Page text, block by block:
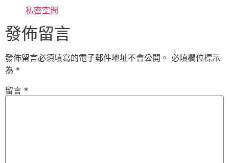
私密空間
發佈留言
發佈留言必須填寫的電子郵件地址不會公開。 必填欄位標示
為 *
留言 *